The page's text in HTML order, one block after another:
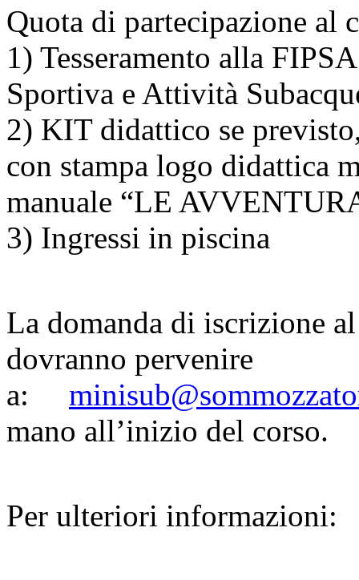
Quota di partecipazione al
1) Tesseramento alla
Sportiva e Attività
2) KIT didattico se
con stampa logo didattica
manuale “LE
3) Ingressi in piscina
La domanda di iscrizione
dovranno pervenire
a:
mano all’inizio del corso.
Per ulteriori informazioni: